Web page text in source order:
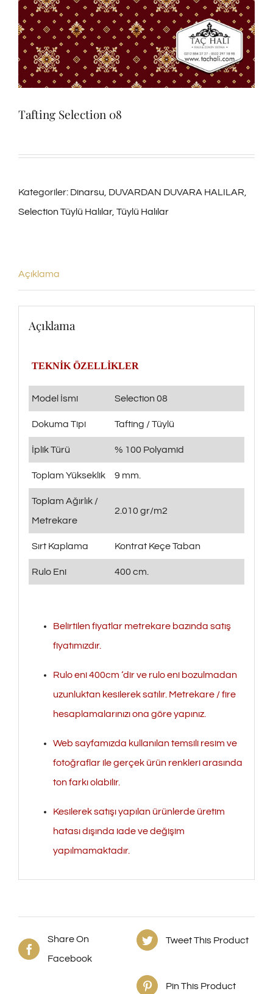
Tafting Selection 08
Kategoriler: Dinarsu, DUVARDAN DUVARA HALILAR,
Selection Tüylü Halılar, Tüylü Halılar
Açıklama
Açıklama
TEKNİK ÖZELLİKLER
Model İsmi Selection 08
Dokuma Tipi Tafting / Tüylü
İplik Türü % 100 Polyamid
Toplam Yükseklik 9 mm.
Toplam Ağırlık /
Metrekare
2.010 gr/m2
Sırt Kaplama Kontrat Keçe Taban
Rulo Eni 400 cm.
Belirtilen fiyatlar metrekare bazında satış
fiyatımızdır.
Rulo eni 400cm ‘dir ve rulo eni bozulmadan
uzunluktan kesilerek satılır. Metrekare / fire
hesaplamalarınızı ona göre yapınız.
Web sayfamızda kullanılan temsili resim ve
fotoğraflar ile gerçek ürün renkleri arasında
ton farkı olabilir.
Kesilerek satışı yapılan ürünlerde üretim
hatası dışında iade ve değişim
yapılmamaktadır.
Share On
Facebook
Tweet This Product
Pin This Product